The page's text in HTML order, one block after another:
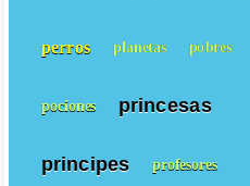
perros planetas pobres
pociones princesas
principes profesores